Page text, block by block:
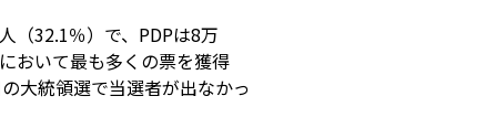
（32.1％）で、PDPは8万
おいて最も多くの票を獲得
大統領選で当選者が出なかっ